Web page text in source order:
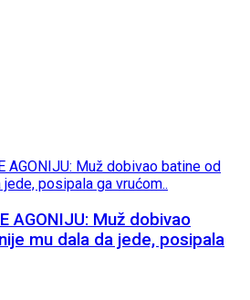
AGONIJU: Muž dobivao
mu dala da jede, posipala